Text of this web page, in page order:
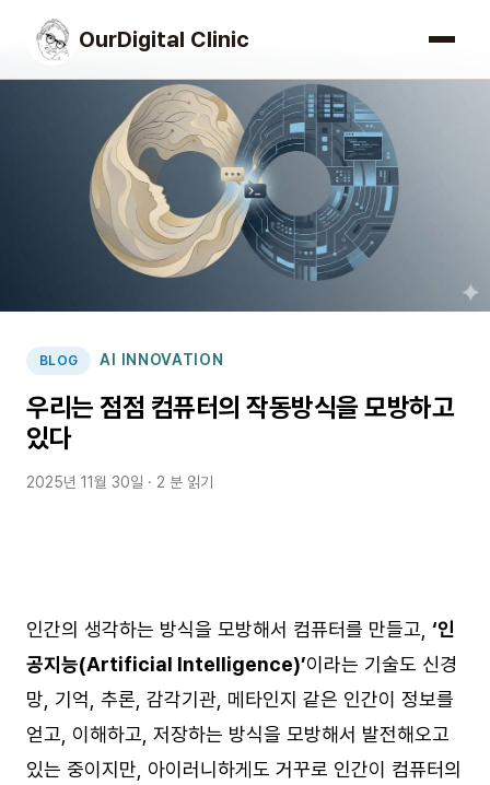
OurDigital Clinic
BLOG AI INNOVATION
우리는 점점 컴퓨터의 작동방식을 모방하고
있다
2025년 11월 30일 · 2 분 읽기
인간의 생각하는 방식을 모방해서 컴퓨터를 만들고, ‘인
공지능(Artificial Intelligence)’이라는 기술도 신경
망, 기억, 추론, 감각기관, 메타인지 같은 인간이 정보를
얻고, 이해하고, 저장하는 방식을 모방해서 발전해오고
있는 중이지만, 아이러니하게도 거꾸로 인간이 컴퓨터의